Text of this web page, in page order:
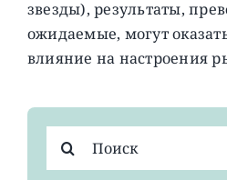
звезды), результаты,
ожидаемые, могут
влияние на настроения
поиска: